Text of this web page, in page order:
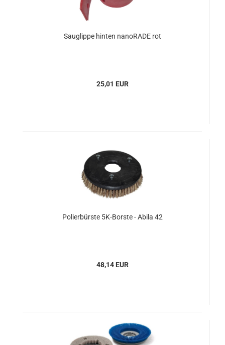
Sauglippe hinten nanoRADE rot
25,01 EUR
Polierbürste 5K-Borste - Abila 42
48,14 EUR